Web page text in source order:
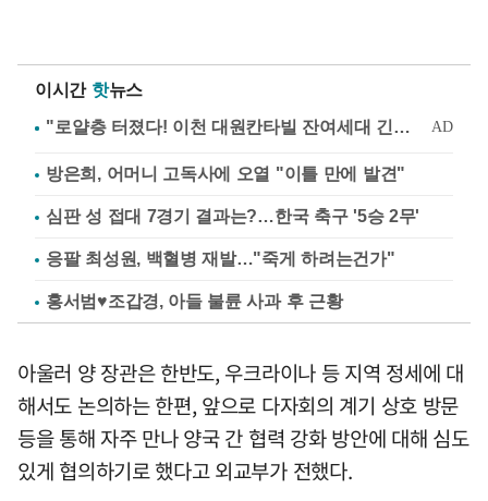
이시간 핫뉴스
방은희, 어머니 고독사에 오열 "이틀 만에 발견"
심판 성 접대 7경기 결과는?…한국 축구 '5승 2무'
응팔 최성원, 백혈병 재발…"죽게 하려는건가"
홍서범♥조갑경, 아들 불륜 사과 후 근황
아울러 양 장관은 한반도, 우크라이나 등 지역 정세에 대
해서도 논의하는 한편, 앞으로 다자회의 계기 상호 방문
등을 통해 자주 만나 양국 간 협력 강화 방안에 대해 심도
있게 협의하기로 했다고 외교부가 전했다.